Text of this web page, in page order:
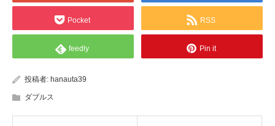
Pocket RSS
feedly Pin it
投稿者: hanauta39
ダブルス